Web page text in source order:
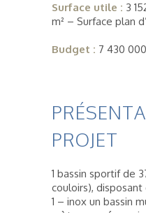
Surface utile : 3
m² – Surface plan
Budget : 7 430
PROJET
1 bassin sportif de
couloirs),
1 – inox un bassin